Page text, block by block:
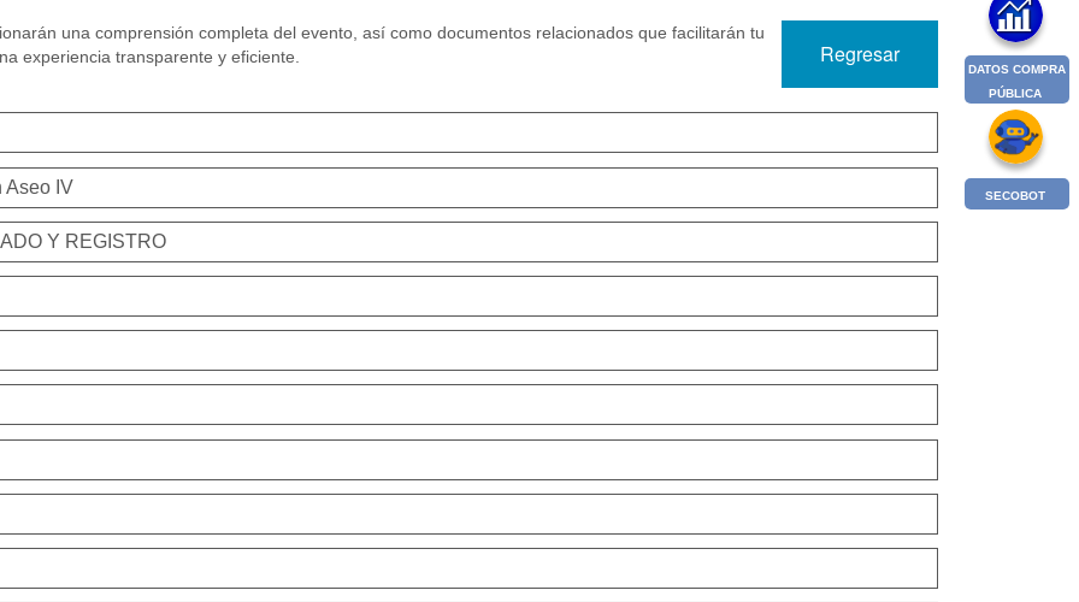
una comprensión completa del evento, así como documentos relacionados que facilitarán tu
experiencia transparente y eficiente.
Regresar
Aseo IV
Y REGISTRO
DATOS COMPRA
PÚBLICA
SECOBOT